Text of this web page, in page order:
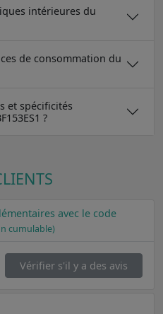
intérieures du
de consommation du
et spécificités
?
avec le code
cumulable)
Vérifier s'il y a des avis